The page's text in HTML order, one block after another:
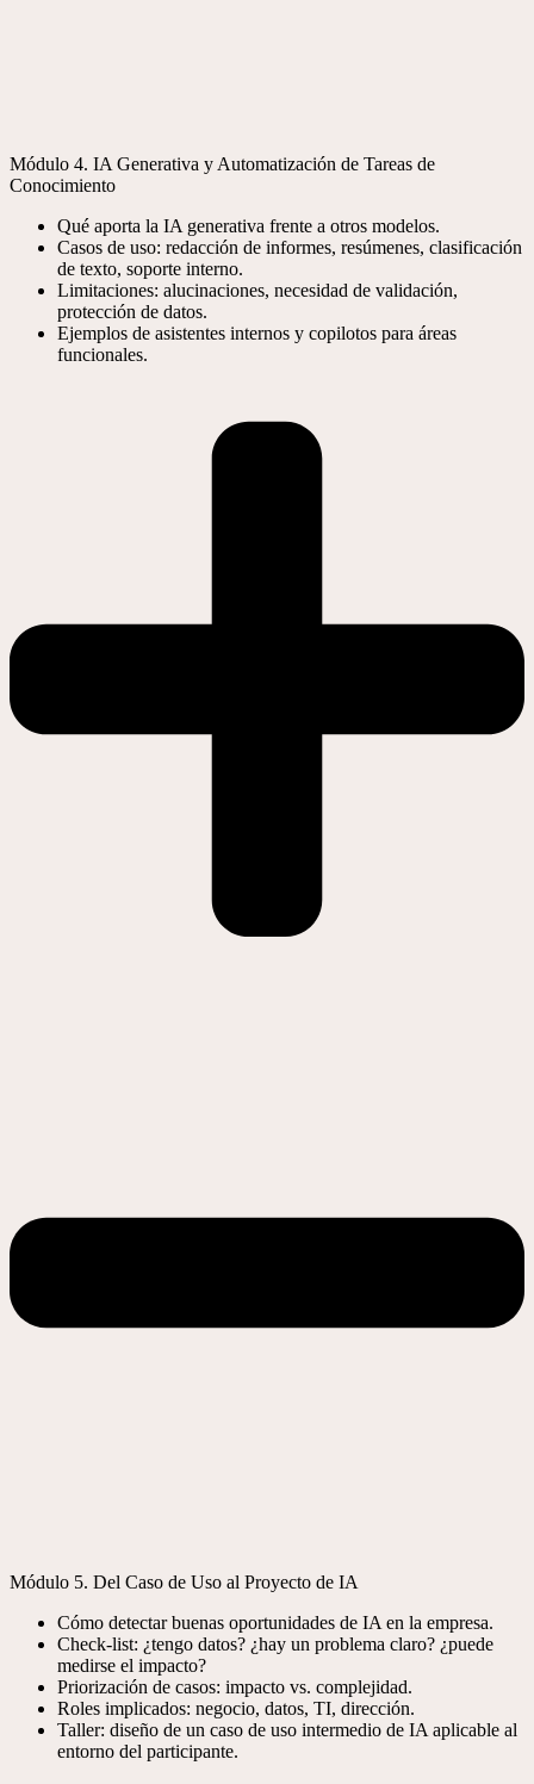
Módulo 4. IA Generativa y Automatización de Tareas de
Conocimiento
Qué aporta la IA generativa frente a otros modelos.
Casos de uso: redacción de informes, resúmenes, clasificación
de texto, soporte interno.
Limitaciones: alucinaciones, necesidad de validación,
protección de datos.
Ejemplos de asistentes internos y copilotos para áreas
funcionales.
Módulo 5. Del Caso de Uso al Proyecto de IA
Cómo detectar buenas oportunidades de IA en la empresa.
Check-list: ¿tengo datos? ¿hay un problema claro? ¿puede
medirse el impacto?
Priorización de casos: impacto vs. complejidad.
Roles implicados: negocio, datos, TI, dirección.
Taller: diseño de un caso de uso intermedio de IA aplicable al
entorno del participante.